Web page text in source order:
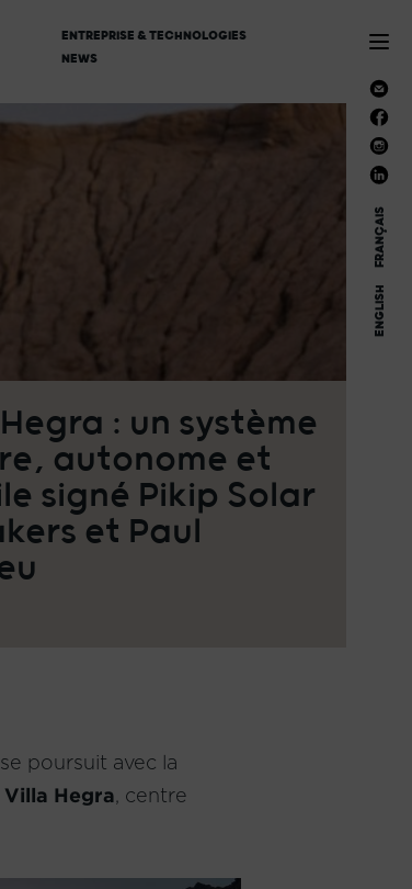
ENTREPRISE & TECHNOLOGIES
NEWS
ENGLISH
FRANÇAIS
: un système
autonome et
signé Pikip Solar
et Paul
poursuit avec la
Villa Hegra, centre